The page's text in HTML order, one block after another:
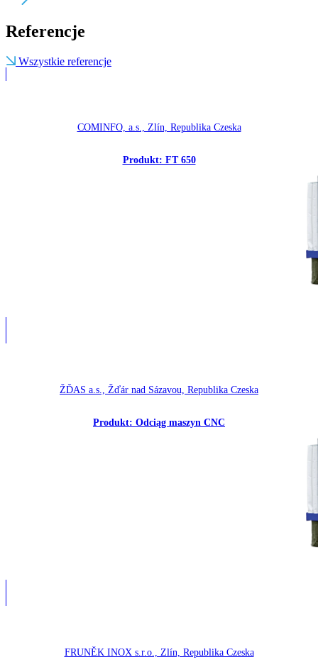
Referencje
Wszystkie referencje
COMINFO, a.s., Zlín, Republika Czeska
Produkt: FT 650
ŽĎAS a.s., Žďár nad Sázavou, Republika Czeska
Produkt: Odciąg maszyn CNC
FRUNĚK INOX s.r.o., Zlín, Republika Czeska